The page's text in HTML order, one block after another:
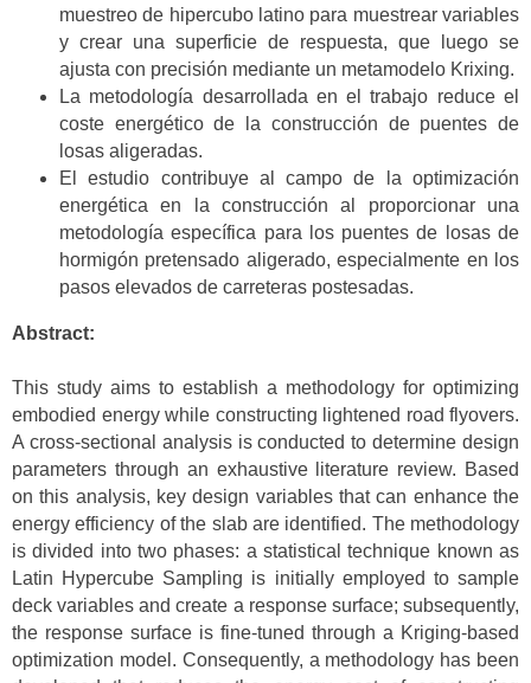
muestreo de hipercubo latino para muestrear variables
y crear una superficie de respuesta, que luego se
ajusta con precisión mediante un metamodelo Krixing.
La metodología desarrollada en el trabajo reduce el
coste energético de la construcción de puentes de
losas aligeradas.
El estudio contribuye al campo de la optimización
energética en la construcción al proporcionar una
metodología específica para los puentes de losas de
hormigón pretensado aligerado, especialmente en los
pasos elevados de carreteras postesadas.
Abstract:
This study aims to establish a methodology for optimizing
embodied energy while constructing lightened road flyovers.
A cross-sectional analysis is conducted to determine design
parameters through an exhaustive literature review. Based
on this analysis, key design variables that can enhance the
energy efficiency of the slab are identified. The methodology
is divided into two phases: a statistical technique known as
Latin Hypercube Sampling is initially employed to sample
deck variables and create a response surface; subsequently,
the response surface is fine-tuned through a Kriging-based
optimization model. Consequently, a methodology has been